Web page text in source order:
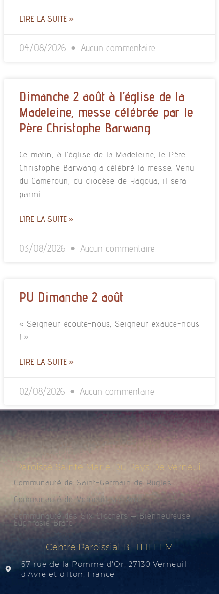
LIRE LA SUITE »
04/08/2026 Aucun commentaire
Dimanche 2 août à l’église de la
Madeleine, messe célébrée par le
Père Christophe Barwang
Ce matin, à l’église de la Madeleine, le Père
Christophe Barwang a célébré la messe. Venu
du Cameroun, du diocèse de Yagoua, il sera
parmi
LIRE LA SUITE »
03/08/2026 Aucun commentaire
PU Dimanche 2 août
« Seigneur écoute-nous, Seigneur exauce-nous
! »
LIRE LA SUITE »
02/08/2026 Aucun commentaire
Paroisse Sainte Marie Du Pays De Verneuil
Communauté de Saint-Germain de Rugles
Communauté de Verneuil sur Avre
Communauté des Six Clochers – Bienheureuse
Euphrasie Brard
Centre Paroissial BETHLEEM
67 rue de la Pomme d'Or, 27130 Verneuil
d'Avre et d'Iton, France